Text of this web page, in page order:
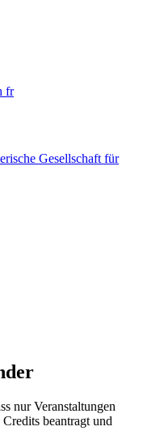
fr
nur Veranstaltungen
beantragt und